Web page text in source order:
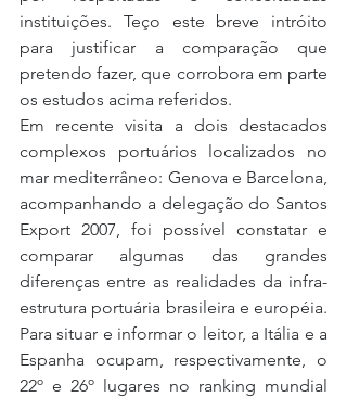
instituições. Teço este breve intróito
para justificar a comparação que
pretendo fazer, que corrobora em parte
os estudos acima referidos.
Em recente visita a dois destacados
complexos portuários localizados no
mar mediterrâneo: Genova e Barcelona,
acompanhando a delegação do Santos
Export 2007, foi possível constatar e
comparar algumas das grandes
diferenças entre as realidades da infra-
estrutura portuária brasileira e européia.
Para situar e informar o leitor, a Itália e a
Espanha ocupam, respectivamente, o
22º e 26º lugares no ranking mundial